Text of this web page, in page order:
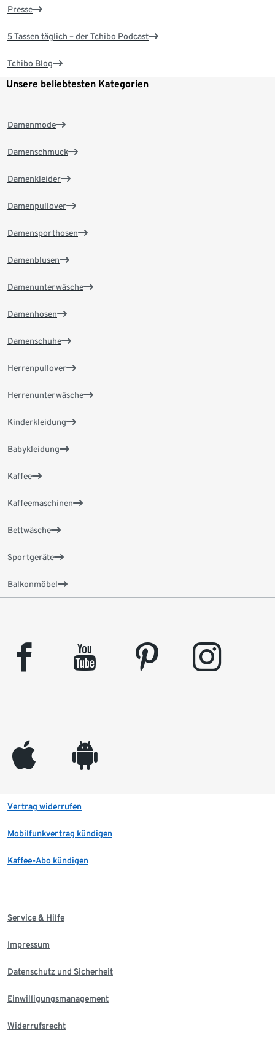
Presse
5 Tassen täglich – der Tchibo Podcast
Tchibo Blog
Unsere beliebtesten Kategorien
Damenmode
Damenschmuck
Damenkleider
Damenpullover
Damensporthosen
Damenblusen
Damenunterwäsche
Damenhosen
Damenschuhe
Herrenpullover
Herrenunterwäsche
Kinderkleidung
Babykleidung
Kaffee
Kaffeemaschinen
Bettwäsche
Sportgeräte
Balkonmöbel
facebook youtube pinterest instagram
appleinc android
Vertrag widerrufen
Mobilfunkvertrag kündigen
Kaffee-Abo kündigen
Service & Hilfe
Impressum
Datenschutz und Sicherheit
Einwilligungsmanagement
Widerrufsrecht